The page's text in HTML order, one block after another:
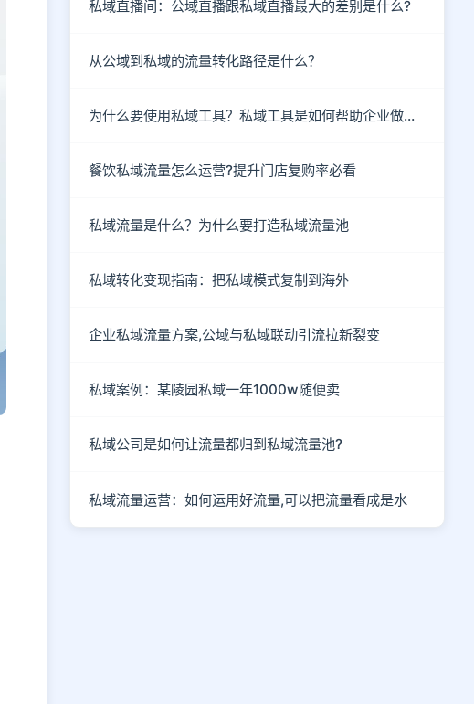
私域直播间：公域直播跟私域直播最大的差别是什么?
从公域到私域的流量转化路径是什么？
为什么要使用私域工具？私域工具是如何帮助企业做私域的？
餐饮私域流量怎么运营?提升门店复购率必看
私域流量是什么？为什么要打造私域流量池
私域转化变现指南：把私域模式复制到海外
企业私域流量方案,公域与私域联动引流拉新裂变
私域案例：某陵园私域一年1000w随便卖
私域公司是如何让流量都归到私域流量池?
私域流量运营：如何运用好流量,可以把流量看成是水